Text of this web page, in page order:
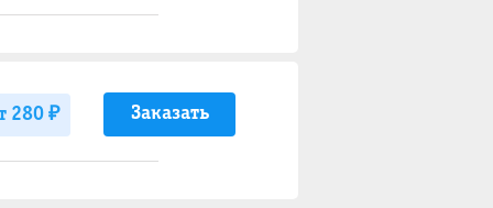
280 ₽ Заказать